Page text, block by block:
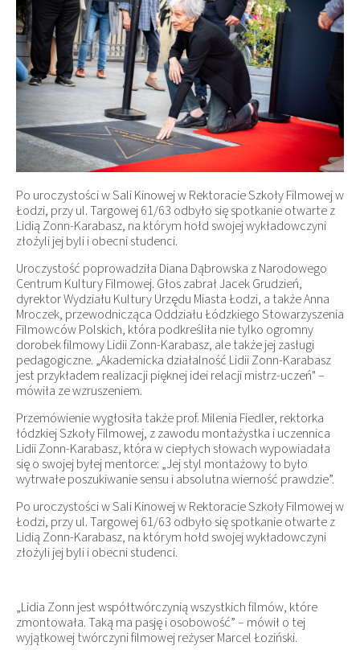
Po uroczystości w Sali Kinowej w Rektoracie Szkoły Filmowej w
Łodzi, przy ul. Targowej 61/63 odbyło się spotkanie otwarte z
Lidią Zonn-Karabasz, na którym hołd swojej wykładowczyni
złożyli jej byli i obecni studenci.
Uroczystość poprowadziła Diana Dąbrowska z Narodowego
Centrum Kultury Filmowej. Głos zabrał Jacek Grudzień,
dyrektor Wydziału Kultury Urzędu Miasta Łodzi, a także Anna
Mroczek, przewodnicząca Oddziału Łódzkiego Stowarzyszenia
Filmowców Polskich, która podkreśliła nie tylko ogromny
dorobek filmowy Lidii Zonn-Karabasz, ale także jej zasługi
pedagogiczne. „Akademicka działalność Lidii Zonn-Karabasz
jest przykładem realizacji pięknej idei relacji mistrz-uczeń" –
mówiła ze wzruszeniem.
Przemówienie wygłosiła także prof. Milenia Fiedler, rektorka
łódzkiej Szkoły Filmowej, z zawodu montażystka i uczennica
Lidii Zonn-Karabasz, która w ciepłych słowach wypowiadała
się o swojej byłej mentorce: „Jej styl montażowy to było
wytrwałe poszukiwanie sensu i absolutna wierność prawdzie”.
Po uroczystości w Sali Kinowej w Rektoracie Szkoły Filmowej w
Łodzi, przy ul. Targowej 61/63 odbyło się spotkanie otwarte z
Lidią Zonn-Karabasz, na którym hołd swojej wykładowczyni
złożyli jej byli i obecni studenci.
„Lidia Zonn jest współtwórczynią wszystkich filmów, które
zmontowała. Taką ma pasję i osobowość” – mówił o tej
wyjątkowej twórczyni filmowej reżyser Marcel Łoziński.